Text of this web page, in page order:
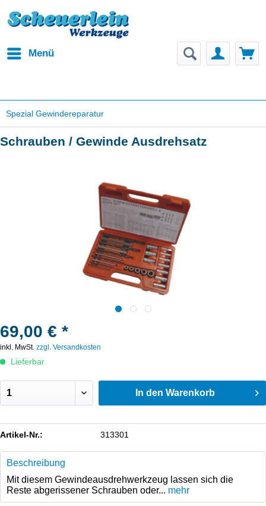
Menü
Spezial Gewindereparatur
Schrauben / Gewinde Ausdrehsatz
69,00 € *
inkl. MwSt. zzgl. Versandkosten
Lieferbar
In den Warenkorb
Artikel-Nr.: 313301
Beschreibung
Mit diesem Gewindeausdrehwerkzeug lassen sich die
Reste abgerissener Schrauben oder... mehr